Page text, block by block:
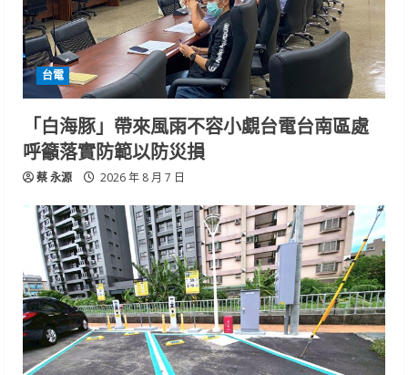
台電
「白海豚」帶來風雨不容小覷台電台南區處
呼籲落實防範以防災損
蔡 永源 2026 年 8 月 7 日